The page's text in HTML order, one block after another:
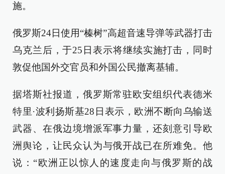
施。
俄罗斯24日使用“榛树”高超音速导弹等武器打击
乌克兰后，于25日表示将继续实施打击，同时
敦促他国外交官员和外国公民撤离基辅。
据塔斯社报道，俄罗斯常驻欧安组织代表德米
特里·波利扬斯基28日表示，欧洲不断向乌输送
武器、在俄边境增派军事力量，还刻意引导欧
洲舆论，让民众认为与俄开战已在所难免。他
说：“欧洲正以惊人的速度走向与俄罗斯的战